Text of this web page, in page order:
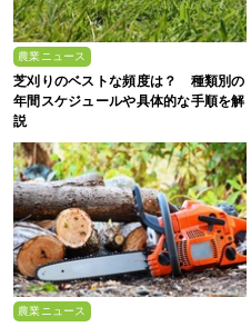
農業ニュース
芝刈りのベストな頻度は？ 種類別の
年間スケジュールや具体的な手順を解
説
農業ニュース